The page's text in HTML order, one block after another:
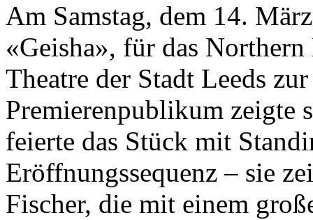
Am Samstag, dem 14.
«Geisha», für das
Theatre der Stadt Leeds
Premierenpublikum zeigte
feierte das Stück mit
Eröffnungssequenz – sie
Fischer, die mit einem